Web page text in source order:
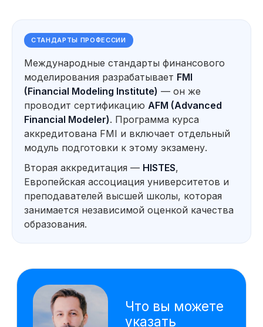
СТАНДАРТЫ ПРОФЕССИИ
Международные стандарты финансового
моделирования разрабатывает FMI
(Financial Modeling Institute) — он же
проводит сертификацию AFM (Advanced
Financial Modeler). Программа курса
аккредитована FMI и включает отдельный
модуль подготовки к этому экзамену.
Вторая аккредитация — HISTES,
Европейская ассоциация университетов и
преподавателей высшей школы, которая
занимается независимой оценкой качества
образования.
На основе исследования 4000 вакансий hh.ru
мы выделяем наиболее важные навыки,
Посмотерть еще
Использую нейросети для анализа
данных, прогнозирования
и подготовки аналитических
Прогнозирование и оценка
сценариев развития бизнеса
Оценка инвестиционной
Технические инструменты
Power BI
Google Sheets
Excel
AW BI
VBA
Алиса AI